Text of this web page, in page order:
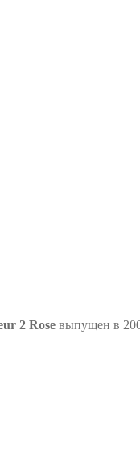
2 Rose выпущен в